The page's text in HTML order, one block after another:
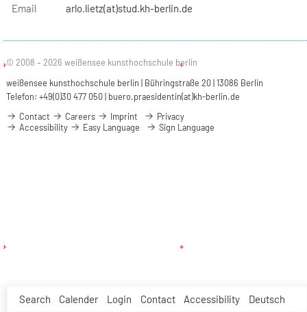
Search Calender Login Contact Accessibility Deutsch
Email arlo.lietz(at)stud.kh-berlin.de
© 2008 – 2026 weißensee kunsthochschule berlin
weißensee kunsthochschule berlin | Bühringstraße 20 | 13086 Berlin
Telefon: +49(0)30 477 050 | buero.praesidentin(at)kh-berlin.de
Contact
Careers Imprint
Privacy
Accessibility
Easy Language Sign Language